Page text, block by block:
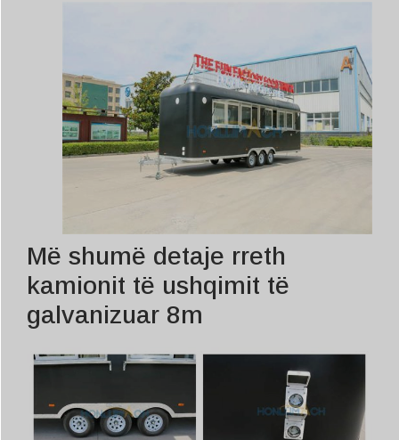
Më shumë detaje rreth
kamionit të ushqimit të
galvanizuar 8m